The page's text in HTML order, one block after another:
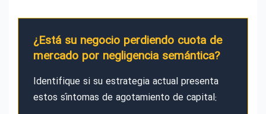
¿Está su negocio perdiendo cuota de
mercado por negligencia semántica?
Identifique si su estrategia actual presenta
estos síntomas de agotamiento de capital: